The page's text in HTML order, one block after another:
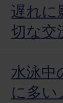
遅れに
切な交
水泳中
に多い